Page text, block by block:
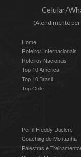
Celular/
(Atendimento
Home
Roteiros Internacionais
Roteiros Nacionais
Top 10 América
Top 10 Brasil
Top Chile
Perfil Freddy Duclerc
Coaching de Montanha
Palestras e